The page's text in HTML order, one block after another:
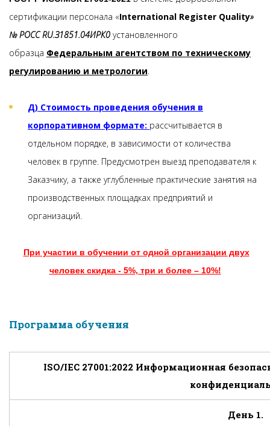
сертификации персонала «International Register Quality»
№ РОСС RU.З1851.04ИРК0 установленного
образца Федеральным агентством по техническому
регулированию и метрологии.
Д) Стоимость проведения обучения в
корпоративном формате: рассчитывается в
отдельном порядке, в зависимости от количества
человек в группе. Предусмотрен выезд преподавателя к
Заказчику, а также углубленные практические занятия на
производственных площадках предприятий и
организаций.
При участии в обучении от одной организации двух
человек скидка - 5%, три и более – 10%!
Программа обучения
ISO/IEC 27001:2022 Информационная
День 1.